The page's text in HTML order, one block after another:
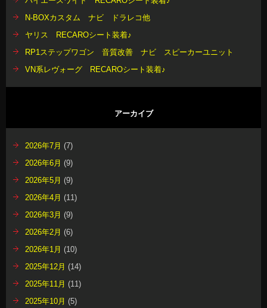
N-BOXカスタム ナビ ドラレコ他
ヤリス RECAROシート装着♪
RP1ステップワゴン 音質改善 ナビ スピーカーユニット
VN系レヴォーグ RECAROシート装着♪
アーカイブ
2026年7月 (7)
2026年6月 (9)
2026年5月 (9)
2026年4月 (11)
2026年3月 (9)
2026年2月 (6)
2026年1月 (10)
2025年12月 (14)
2025年11月 (11)
2025年10月 (5)